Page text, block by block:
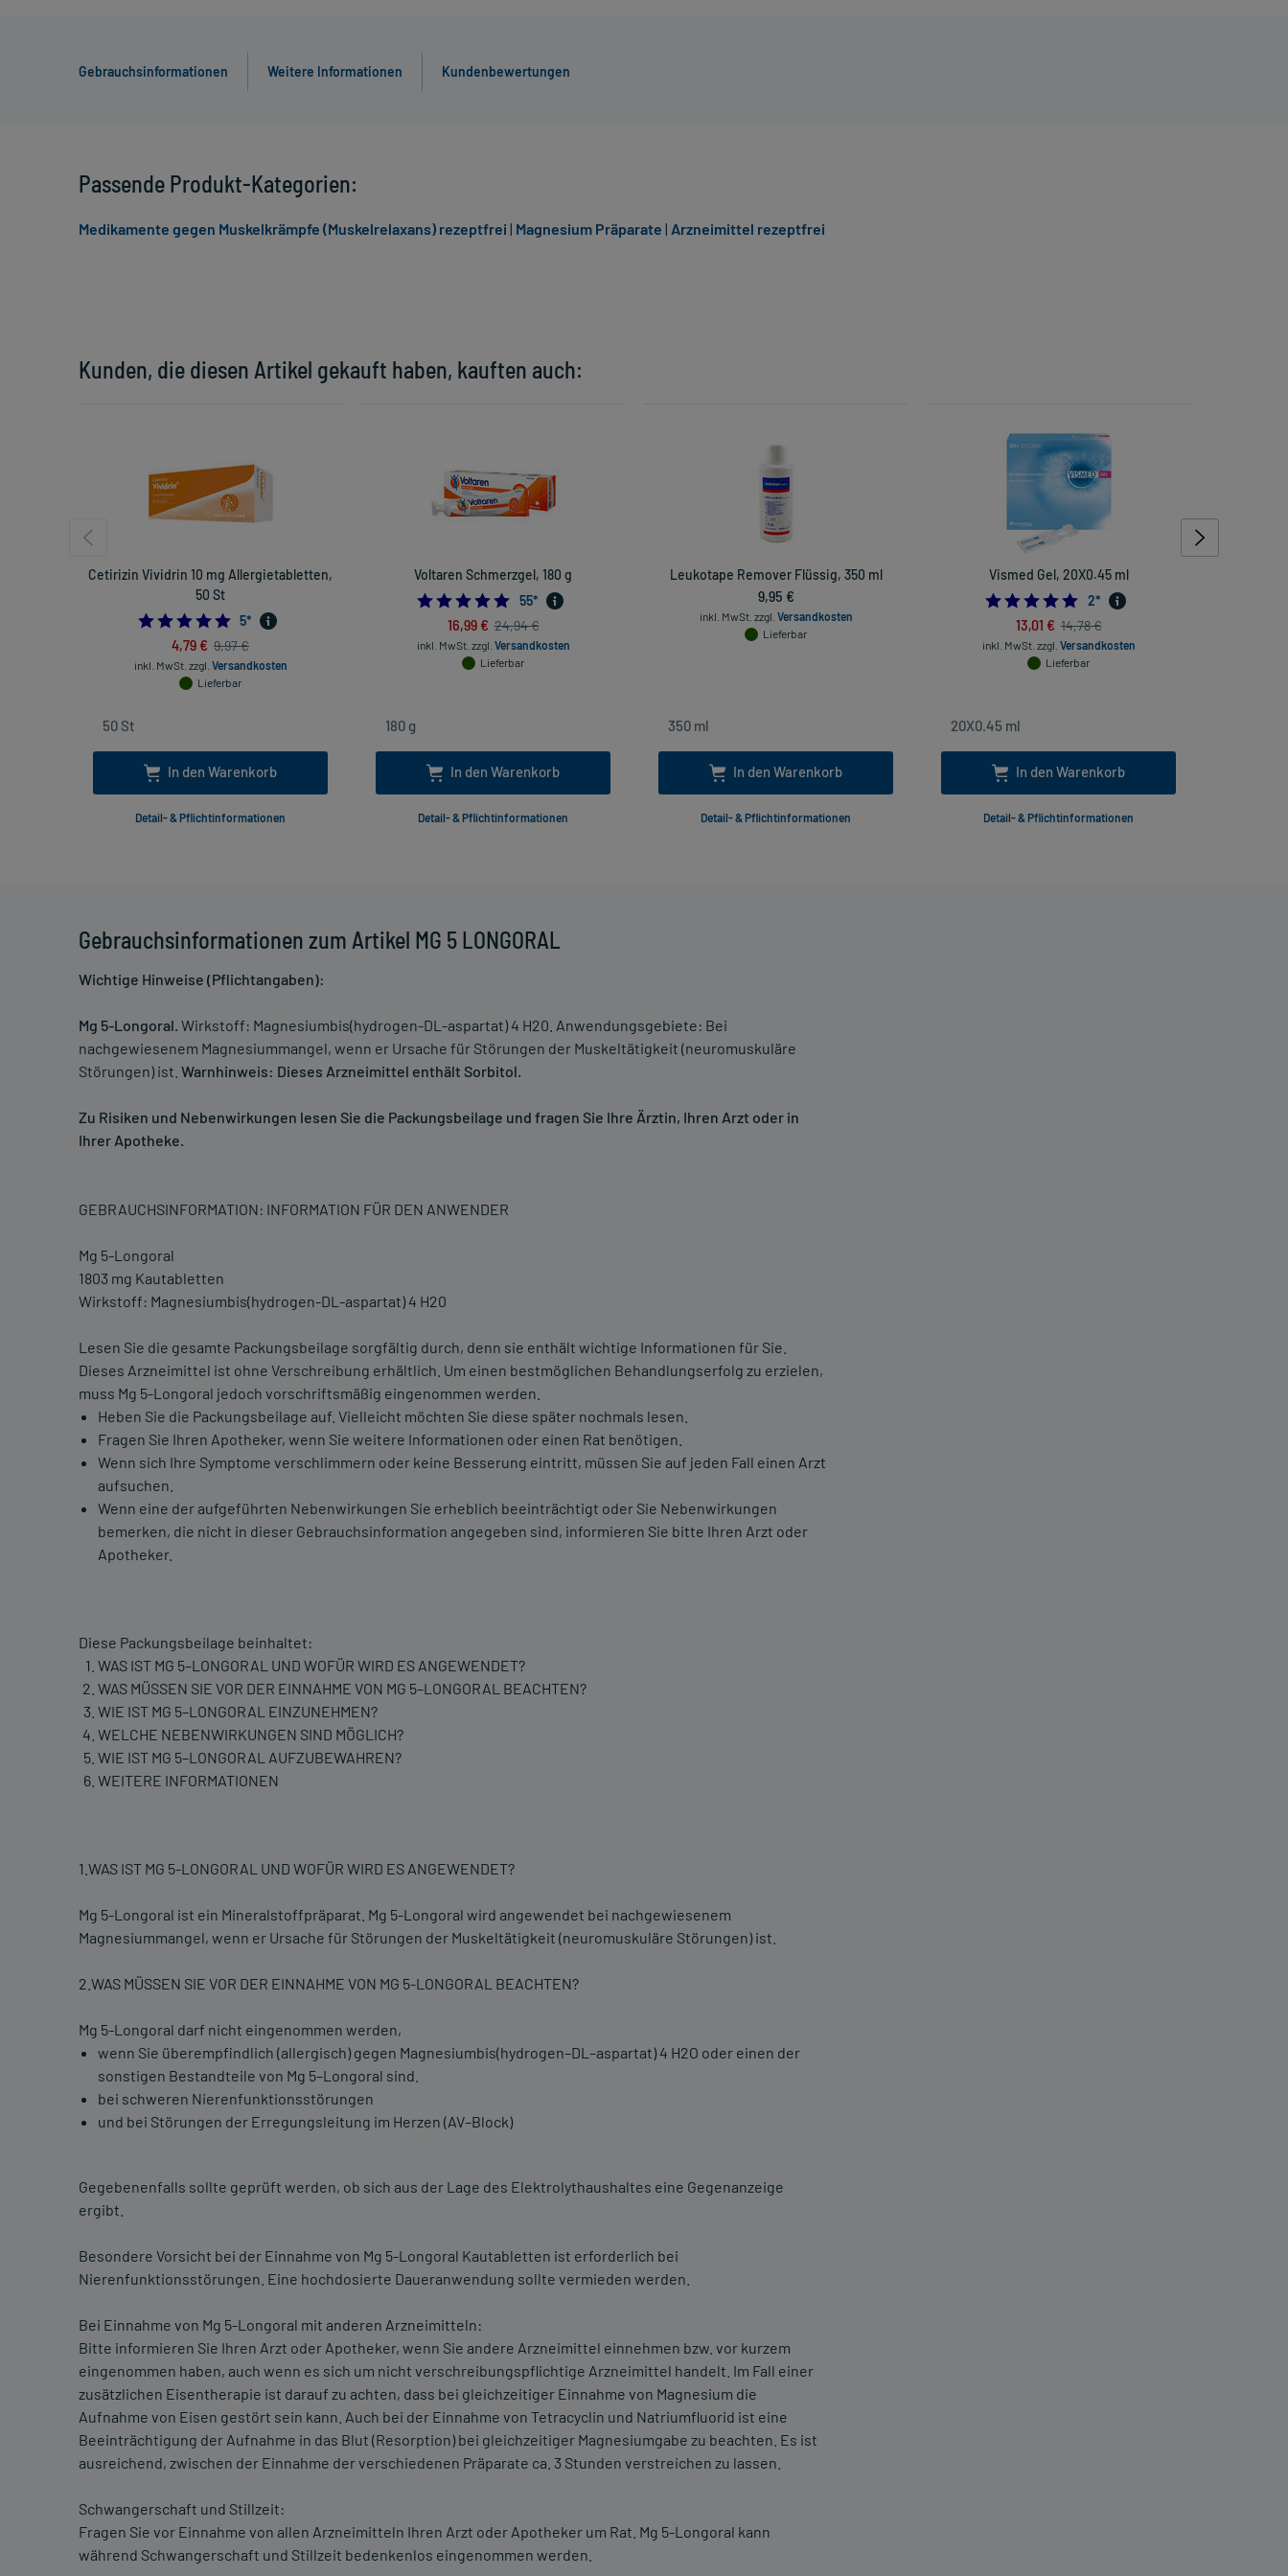
Gebrauchsinformationen Weitere Informationen Kundenbewertungen
Gebrauchsinformationen zum Artikel MG 5 LONGORAL
Wichtige Hinweise (Pflichtangaben):
Mg 5-Longoral. Wirkstoff: Magnesiumbis(hydrogen-DL-aspartat) 4 H20. Anwendungsgebiete: Bei
nachgewiesenem Magnesiummangel, wenn er Ursache für Störungen der Muskeltätigkeit (neuromuskuläre
Störungen) ist. Warnhinweis: Dieses Arzneimittel enthält Sorbitol.
Zu Risiken und Nebenwirkungen lesen Sie die Packungsbeilage und fragen Sie Ihre Ärztin, Ihren Arzt oder in
Ihrer Apotheke.
GEBRAUCHSINFORMATION: INFORMATION FÜR DEN ANWENDER
Mg 5-Longoral
1803 mg Kautabletten
Wirkstoff: Magnesiumbis(hydrogen-DL-aspartat) 4 H20
Lesen Sie die gesamte Packungsbeilage sorgfältig durch, denn sie enthält wichtige Informationen für Sie.
Dieses Arzneimittel ist ohne Verschreibung erhältlich. Um einen bestmöglichen Behandlungserfolg zu erzielen,
muss Mg 5-Longoral jedoch vorschriftsmäßig eingenommen werden.
Heben Sie die Packungsbeilage auf. Vielleicht möchten Sie diese später nochmals lesen.
Fragen Sie Ihren Apotheker, wenn Sie weitere Informationen oder einen Rat benötigen.
Wenn sich Ihre Symptome verschlimmern oder keine Besserung eintritt, müssen Sie auf jeden Fall einen Arzt
aufsuchen.
Wenn eine der aufgeführten Nebenwirkungen Sie erheblich beeinträchtigt oder Sie Nebenwirkungen
bemerken, die nicht in dieser Gebrauchsinformation angegeben sind, informieren Sie bitte Ihren Arzt oder
Apotheker.
Diese Packungsbeilage beinhaltet:
WAS IST MG 5–LONGORAL UND WOFÜR WIRD ES ANGEWENDET?
WAS MÜSSEN SIE VOR DER EINNAHME VON MG 5–LONGORAL BEACHTEN?
WIE IST MG 5–LONGORAL EINZUNEHMEN?
WELCHE NEBENWIRKUNGEN SIND MÖGLICH?
WIE IST MG 5–LONGORAL AUFZUBEWAHREN?
WEITERE INFORMATIONEN
1.WAS IST MG 5-LONGORAL UND WOFÜR WIRD ES ANGEWENDET?
Mg 5-Longoral ist ein Mineralstoffpräparat. Mg 5-Longoral wird angewendet bei nachgewiesenem
Magnesiummangel, wenn er Ursache für Störungen der Muskeltätigkeit (neuromuskuläre Störungen) ist.
2.WAS MÜSSEN SIE VOR DER EINNAHME VON MG 5-LONGORAL BEACHTEN?
Mg 5-Longoral darf nicht eingenommen werden,
wenn Sie überempfindlich (allergisch) gegen Magnesiumbis(hydrogen–DL–aspartat) 4 H2O oder einen der
sonstigen Bestandteile von Mg 5–Longoral sind.
bei schweren Nierenfunktionsstörungen
und bei Störungen der Erregungsleitung im Herzen (AV–Block)
Gegebenenfalls sollte geprüft werden, ob sich aus der Lage des Elektrolythaushaltes eine Gegenanzeige
ergibt.
Besondere Vorsicht bei der Einnahme von Mg 5-Longoral Kautabletten ist erforderlich bei
Nierenfunktionsstörungen. Eine hochdosierte Daueranwendung sollte vermieden werden.
Bei Einnahme von Mg 5-Longoral mit anderen Arzneimitteln:
Bitte informieren Sie Ihren Arzt oder Apotheker, wenn Sie andere Arzneimittel einnehmen bzw. vor kurzem
eingenommen haben, auch wenn es sich um nicht verschreibungspflichtige Arzneimittel handelt. Im Fall einer
zusätzlichen Eisentherapie ist darauf zu achten, dass bei gleichzeitiger Einnahme von Magnesium die
Aufnahme von Eisen gestört sein kann. Auch bei der Einnahme von Tetracyclin und Natriumfluorid ist eine
Beeinträchtigung der Aufnahme in das Blut (Resorption) bei gleichzeitiger Magnesiumgabe zu beachten. Es ist
ausreichend, zwischen der Einnahme der verschiedenen Präparate ca. 3 Stunden verstreichen zu lassen.
Schwangerschaft und Stillzeit:
Fragen Sie vor Einnahme von allen Arzneimitteln Ihren Arzt oder Apotheker um Rat. Mg 5-Longoral kann
während Schwangerschaft und Stillzeit bedenkenlos eingenommen werden.
Kunden, die diesen Artikel gekauft haben, kauften auch:
Cetirizin Vividrin 10 mg Allergietabletten,
50 St
5.0
5*
4,79 € 9,97 €
inkl. MwSt. zzgl. Versandkosten
Lieferbar
In den Warenkorb
Detail- & Pflichtinformationen
Voltaren Schmerzgel, 180 g
4.872727272727273
55*
16,99 € 24,94 €
inkl. MwSt. zzgl. Versandkosten
Lieferbar
In den Warenkorb
Detail- & Pflichtinformationen
Leukotape Remover Flüssig, 350 ml
9,95 €
inkl. MwSt. zzgl. Versandkosten
Lieferbar
In den Warenkorb
Detail- & Pflichtinformationen
Vismed Gel, 20X0.45 ml
5.0
2*
13,01 € 14,78 €
inkl. MwSt. zzgl. Versandkosten
Lieferbar
In den Warenkorb
Detail- & Pflichtinformationen
Passende Produkt-Kategorien:
Medikamente gegen Muskelkrämpfe (Muskelrelaxans) rezeptfrei | Magnesium Präparate | Arzneimittel rezeptfrei